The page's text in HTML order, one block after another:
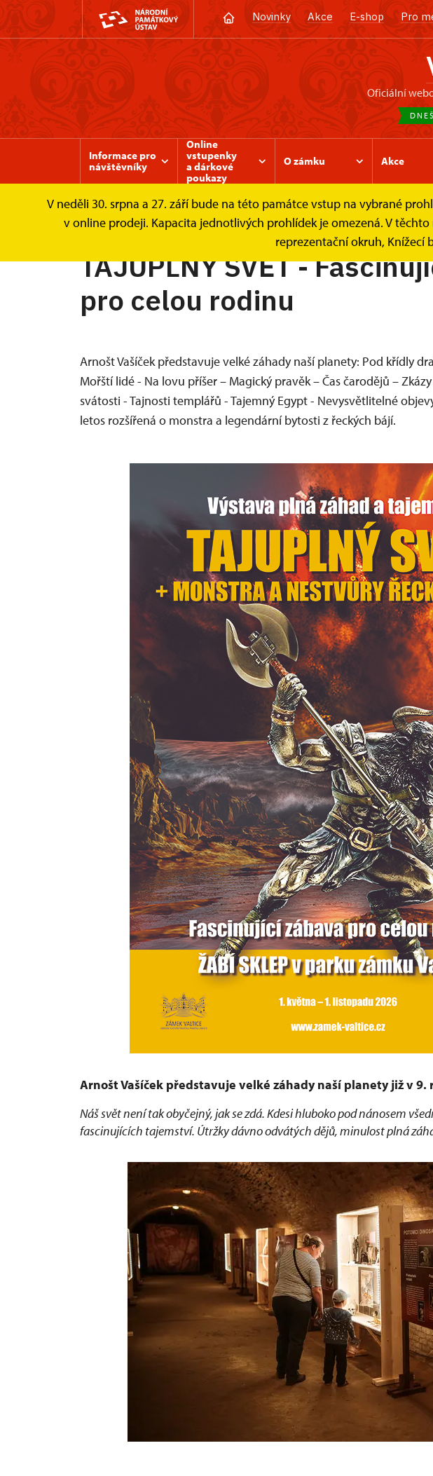
Novinky Akce E-shop Pro
oficiální
Informace pro
návštěvníky
Online
vstupenky
a dárkové
poukazy
O zámku Akce
V neděli 30. srpna a 27. září bude na této památce vstup na vybrané
v online prodeji. Kapacita jednotlivých prohlídek je omezená. V
reprezentační okruh, Knížecí
Zámek Valtice Informace pro návštěvníky Prohlídkové okruhy
TAJUPLNÝ SVĚT -
pro celou rodinu
Arnošt Vašíček představuje velké záhady naší planety: Pod křídly
Mořští lidé - Na lovu příšer – Magický pravěk – Čas čarodějů –
svátosti - Tajnosti templářů - Tajemný Egypt - Nevysvětlitelné
letos rozšířená o monstra a legendární bytosti z řeckých bájí.
Arnošt Vašíček představuje velké záhady naší planety již v 9.
Náš svět není tak obyčejný, jak se zdá. Kdesi hluboko pod nánosem
fascinujících tajemství. Útržky dávno odvátých dějů, minulost plná